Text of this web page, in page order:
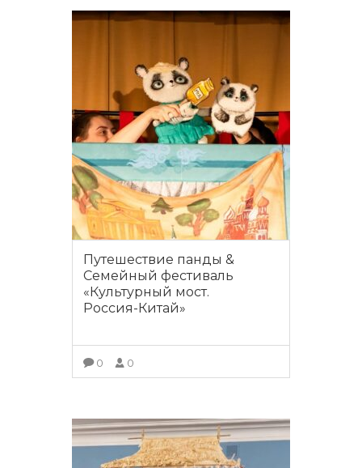
Путешествие панды &
Семейный фестиваль
«Культурный мост.
Россия-Китай»
0 0